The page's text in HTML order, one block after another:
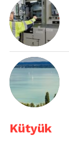
Kütyük